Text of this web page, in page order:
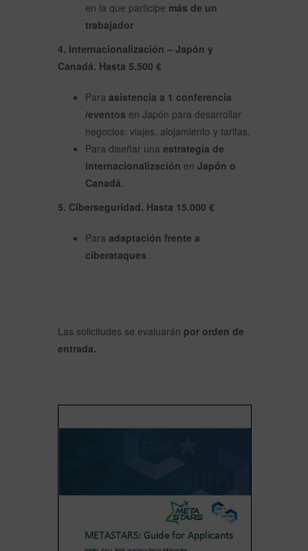
en la que participe más de un
trabajador
4. Internacionalización – Japón y
Canadá. Hasta 5.500 €
Para asistencia a 1 conferencia
/eventos en Japón para desarrollar
negocios: viajes, alojamiento y tarifas.
Para diseñar una estrategia de
internacionalización en Japón o
Canadá.
5. Ciberseguridad. Hasta 15.000 €
Para adaptación frente a
ciberataques .
Las solicitudes se evaluarán por orden de
entrada.